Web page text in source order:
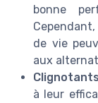
bonne
de vie
aux
à leur